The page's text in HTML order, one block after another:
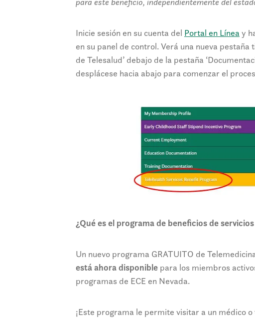
Inicie sesión en su cuenta del Portal en Línea y
en su panel de control. Verá una nueva
de Telesalud’ debajo de la pestaña
desplácese hacia abajo para comenzar el
¿Qué es el programa de beneficios de
Un nuevo programa GRATUITO de
está ahora disponible para los miembros
programas de ECE en Nevada.
¡Este programa le permite visitar a un médico